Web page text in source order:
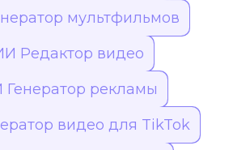
мультфильмов
Редактор видео
Генератор рекламы
видео для TikTok